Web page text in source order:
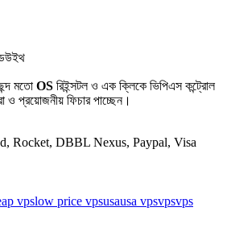
মতো OS রিইন্সটল ও এক ক্লিকে ভিপিএস কন্ট্রোল
ও প্রয়োজনীয় ফিচার পাচ্ছেন।
Rocket, DBBL Nexus, Paypal, Visa
vpslow price vpsusausa vpsvpsvps